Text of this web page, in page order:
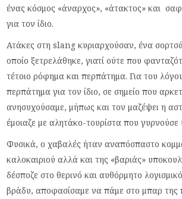
ένας κόσμος «άναρχος», «άτακτος» και
για τον ίδιο.
Ατάκες στη slang κυριαρχούσαν, ένα
οποίο ξετρελάθηκε, γιατί ούτε που
τέτοιο ρόφημα και περπάτημα. Για του
περπάτημα για τον ίδιο, σε σημείο που
ανησυχούσαμε, μήπως και τον μαζέψει η
έμοιαζε με αλητάκο-τουρίστα που
Φυσικά, ο χαβαλές ήταν αναπόσπαστο
καλοκαιριού αλλά και της «βαριάς»
δέσποζε στο θερινό και αυθόρμητο
βράδυ, αποφασίσαμε να πάμε στο μπαρ της